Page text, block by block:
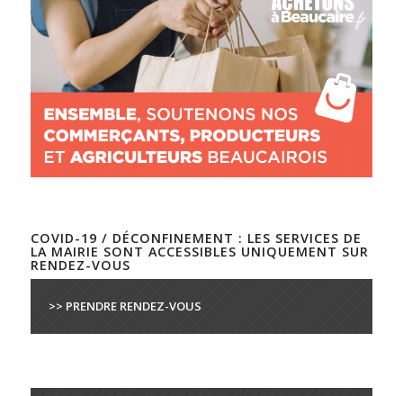
COVID-19 / DÉCONFINEMENT : LES SERVICES DE
LA MAIRIE SONT ACCESSIBLES UNIQUEMENT SUR
RENDEZ-VOUS
>> PRENDRE RENDEZ-VOUS